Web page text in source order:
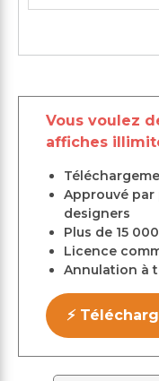
Vous voulez
affiches
Approuvé par
designers
Plus de 15
Licence
Annulation à
⚡